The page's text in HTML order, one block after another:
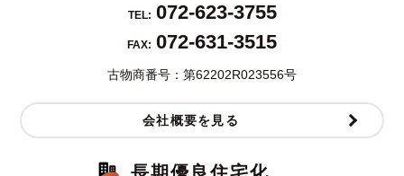
TEL: 072-623-3755
FAX: 072-631-3515
古物商番号：第62202R023556号
会社概要を見る